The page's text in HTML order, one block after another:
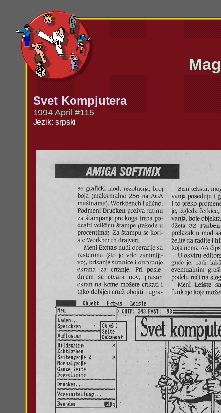
Svet Kompjutera
1994 April #115
Jezik: srpski